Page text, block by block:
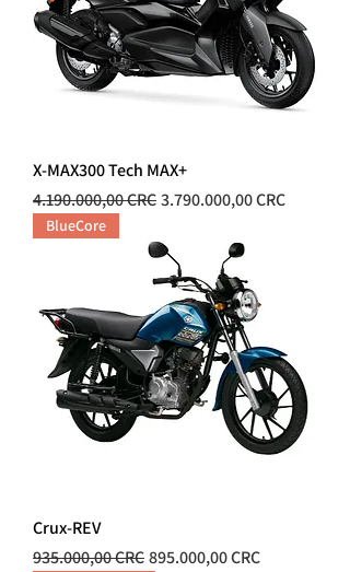
X-MAX300 Tech MAX+
Precio
4.190.000,00 CRCPrecio de oferta
3.790.000,00 CRC
BlueCore
Crux-REV
Precio
935.000,00 CRCPrecio de oferta
895.000,00 CRC